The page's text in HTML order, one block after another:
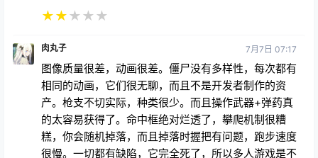
★★★ ★ ★
肉丸子 7月7日 07:17
图像质量很差，动画很差。僵尸没有多样性，每次都有
相同的动画，它们很无聊，而且不是开发者制作的资
产。枪支不切实际，种类很少。而且操作武器+弹药真
的太容易获得了。命中框绝对烂透了，攀爬机制很糟
糕，你会随机掉落，而且掉落时握把有问题，跑步速度
很慢。一切都有缺陷，它完全死了，所以多人游戏是不